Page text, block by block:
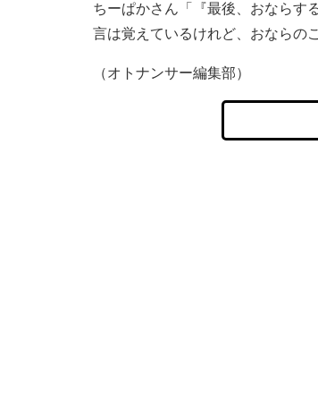
ちーぱかさん「『最後、おならす
言は覚えているけれど、おならの
（オトナンサー編集部）